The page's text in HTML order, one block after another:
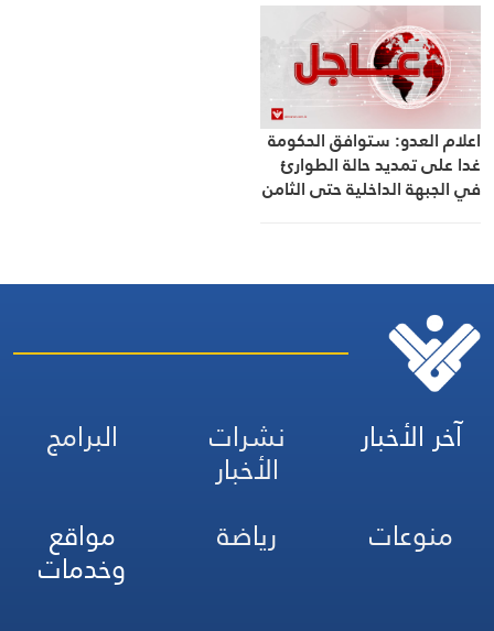
اعلام العدو: ستوافق الحكومة
غدا على تمديد حالة الطوارئ
في الجبهة الداخلية حتى الثامن
آخر الأخبار نشرات
الأخبار
البرامج
منوعات
رياضة مواقع
وخدمات